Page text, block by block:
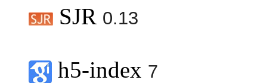
SJR 0.13
h5-index 7